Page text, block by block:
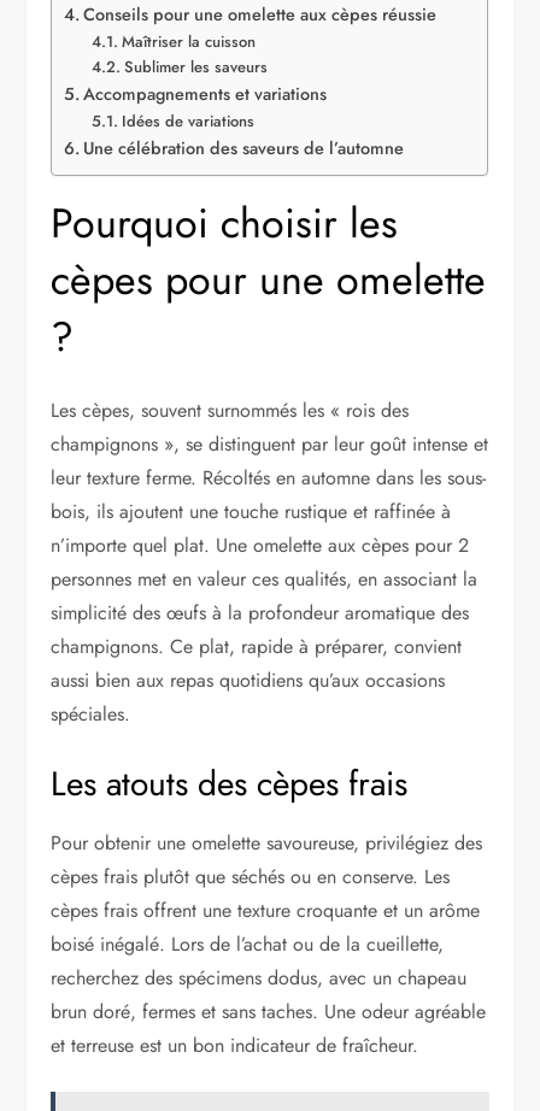
Conseils pour une omelette aux cèpes réussie
Maîtriser la cuisson
Sublimer les saveurs
Accompagnements et variations
Idées de variations
Une célébration des saveurs de l’automne
Pourquoi choisir les
cèpes pour une omelette
?
Les cèpes, souvent surnommés les « rois des
champignons », se distinguent par leur goût intense et
leur texture ferme. Récoltés en automne dans les sous-
bois, ils ajoutent une touche rustique et raffinée à
n’importe quel plat. Une omelette aux cèpes pour 2
personnes met en valeur ces qualités, en associant la
simplicité des œufs à la profondeur aromatique des
champignons. Ce plat, rapide à préparer, convient
aussi bien aux repas quotidiens qu’aux occasions
spéciales.
Les atouts des cèpes frais
Pour obtenir une omelette savoureuse, privilégiez des
cèpes frais plutôt que séchés ou en conserve. Les
cèpes frais offrent une texture croquante et un arôme
boisé inégalé. Lors de l’achat ou de la cueillette,
recherchez des spécimens dodus, avec un chapeau
brun doré, fermes et sans taches. Une odeur agréable
et terreuse est un bon indicateur de fraîcheur.